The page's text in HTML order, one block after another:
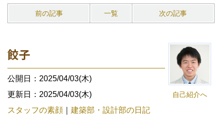
前の記事 一覧 次の記事
自己紹介へ
餃子
公開日：2025/04/03(木)
更新日：2025/04/03(木)
スタッフの素顔
建築部・設計部の日記